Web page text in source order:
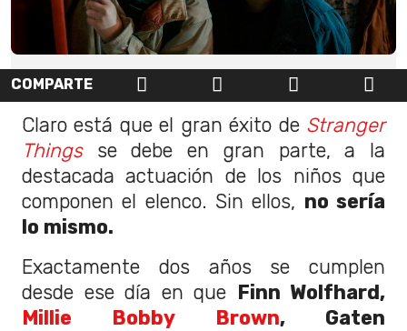
COMPARTE
Claro está que el gran éxito deStranger
Thingsse debe en gran parte, a la
destacada actuación de los niños que
componen el elenco. Sin ellos, no sería
lo mismo.
Exactamente dos años se cumplen
desde ese día en que
Finn Wolfhard,
Millie Bobby Brown, Gaten